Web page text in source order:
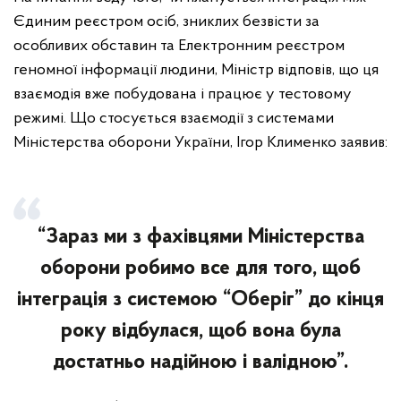
Єдиним реєстром осіб, зниклих безвісти за
особливих обставин та Електронним реєстром
геномної інформації людини, Міністр відповів, що ця
взаємодія вже побудована і працює у тестовому
режимі. Що стосується взаємодії з системами
Міністерства оборони України, Ігор Клименко заявив:
“Зараз ми з фахівцями Міністерства
оборони робимо все для того, щоб
інтеграція з системою “Оберіг” до кінця
року відбулася, щоб вона була
достатньо надійною і валідною”.